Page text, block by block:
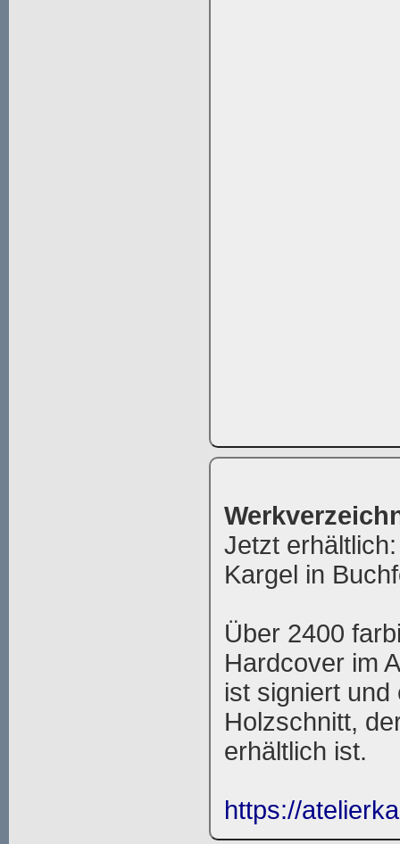
Jetzt
Kargel in
Über 2400
Hardcover im
ist signiert und
Holzschnitt,
erhältlich ist.
https://